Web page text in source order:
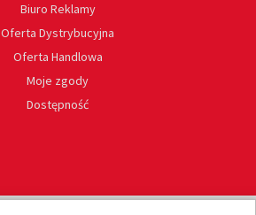
Biuro Reklamy
Oferta Dystrybucyjna
Oferta Handlowa
Moje zgody
Dostępność